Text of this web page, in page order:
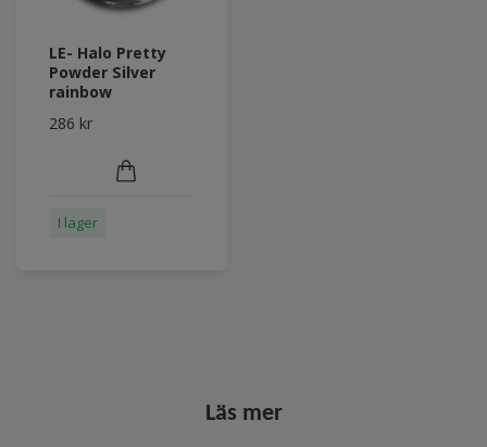
LE- Halo Pretty
Powder Silver
rainbow
286 kr
I lager
Läs mer